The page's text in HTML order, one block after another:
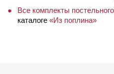
Все комплекты
каталоге «Из поплина»